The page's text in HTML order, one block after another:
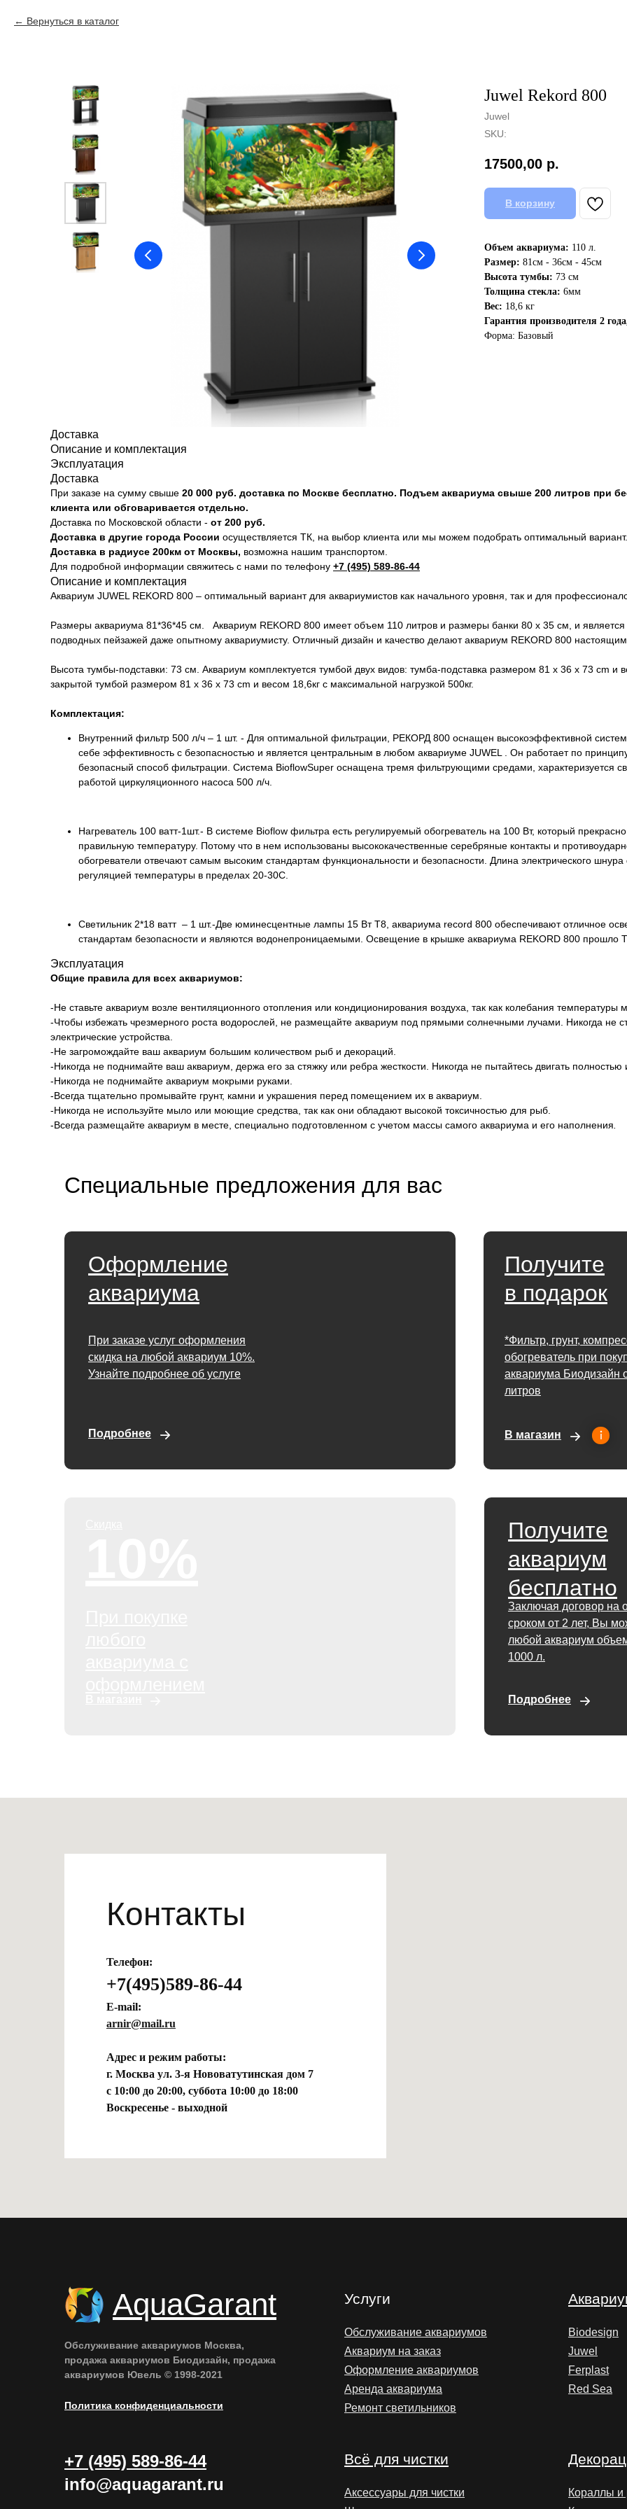
Вернуться в каталог
Juwel Rekord 800
Juwel
SKU:
17500,00 р.
В корзину
Объем аквариума: 110 л.
Размер: 81см - 36см - 45см
Высота тумбы: 73 см
Толщина стекла: 6мм
Вес: 18,6 кг
Гарантия производителя 2
Форма: Базовый
Доставка
Описание и комплектация
Эксплуатация
Доставка
При заказе на сумму свыше 20 000 руб. доставка по Москве бесплатно. Подъем аквариума свыше 200 литров при
клиента или обговаривается отдельно.
Доставка по Московской области - от 200 руб.
Доставка в другие города России осуществляется ТК, на выбор клиента или мы можем подобрать оптимальный вариант.
Доставка в радиусе 200км от Москвы, возможна нашим транспортом.
Для подробной информации свяжитесь с нами по телефону +7 (495) 589-86-44
Описание и комплектация
Аквариум JUWEL REKORD 800 – оптимальный вариант для аквариумистов как начального уровня, так и для
Размеры аквариума 81*36*45 см.
Аквариум REKORD 800 имеет объем 110 литров и размеры банки 80 х 35 см, и
подводных пейзажей даже опытному аквариумисту. Отличный дизайн и качество делают аквариум REKORD 800 настоящим
Высота тумбы-подставки: 73 см. Аквариум комплектуется тумбой двух видов: тумба-подставка размером 81 x 36 x 73 cm и
закрытой тумбой размером 81 x 36 x 73 cm и весом 18,6кг с максимальной нагрузкой 500кг.
Комплектация:
Внутренний фильтр 500 л/ч – 1 шт. - Для оптимальной фильтрации, РЕКОРД 800 оснащен высокоэффективной
себе эффективность с безопасностью и является центральным в любом аквариуме JUWEL . Он работает по
безопасный способ фильтрации. Система BioflowSuper оснащена тремя фильтрующими средами, характеризуется
работой циркуляционного насоса 500 л/ч.
Нагреватель 100 ватт-1шт.- В системе Bioflow фильтра есть регулируемый обогреватель на 100 Вт, который
правильную температуру. Потому что в нем использованы высококачественные серебряные контакты и
обогреватели отвечают самым высоким стандартам функциональности и безопасности. Длина электрического
регуляцией температуры в пределах 20-30С.
Светильник 2*18 ватт – 1 шт.-Две юминесцентные лампы 15 Вт T8, аквариума record 800 обеспечивают отличное
стандартам безопасности и являются водонепроницаемыми. Освещение в крышке аквариума REKORD 800 прошло
Эксплуатация
Общие правила для всех аквариумов:
-Не ставьте аквариум возле вентиляционного отопления или кондиционирования воздуха, так как колебания температуры
-Чтобы избежать чрезмерного роста водорослей, не размещайте аквариум под прямыми солнечными лучами. Никогда не
электрические устройства.
-Не загромождайте ваш аквариум большим количеством рыб и декораций.
-Никогда не поднимайте ваш аквариум, держа его за стяжку или ребра жесткости. Никогда не пытайтесь двигать
-Никогда не поднимайте аквариум мокрыми руками.
-Всегда тщательно промывайте грунт, камни и украшения перед помещением их в аквариум.
-Никогда не используйте мыло или моющие средства, так как они обладают высокой токсичностью для рыб.
-Всегда размещайте аквариум в месте, специально подготовленном с учетом массы самого аквариума и его наполнения
Получите
аквариум
бесплатно
Заключая договор на
сроком от 2 лет, Вы
любой аквариум
1000 л.
Подробнее
Получите
в подарок
В магазин
*Фильтр, грунт,
обогреватель при
аквариума Биодизайн
литров
Оформление
аквариума
При заказе услуг оформления
скидка на любой аквариум 10%.
Узнайте подробнее об услуге
Подробнее
Специальные предложения для вас
Контакты
Телефон:
+7(495)589-86-44
E-mail:
arnir@mail.ru
Адрес и режим работы:
г. Москва ул. 3-я Нововатутинская дом 7
с 10:00 до 20:00, суббота 10:00 до 18:00
Воскресенье - выходной
Biodesign
Juwel
Ferplast
Red Sea
Кораллы и
Всё для чистки
Аксессуары для чистки
Услуги
Обслуживание аквариумов
Аквариум на заказ
Оформление аквариумов
Аренда аквариума
Ремонт светильников
Политика конфиденциальности
Обслуживание аквариумов Москва,
продажа аквариумов Биодизайн, продажа
аквариумов Ювель © 1998-2021
+7 (495) 589-86-44
info@aquagarant.ru
AquaGarant